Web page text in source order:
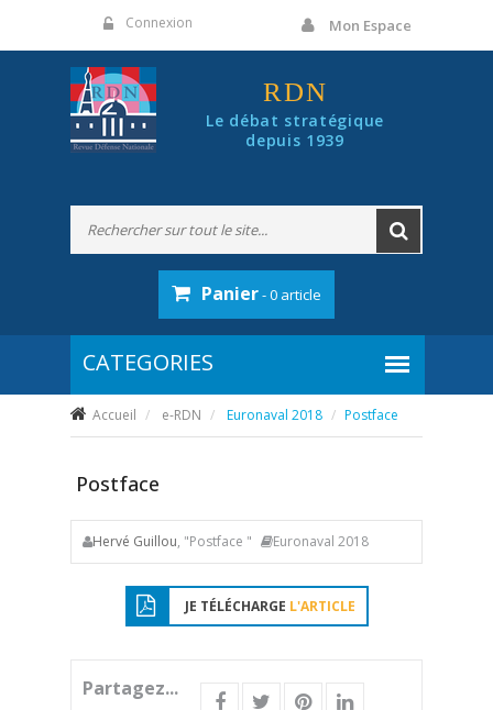
Connexion Mon Espace
RDN
Le débat stratégique
depuis 1939
Panier- 0 article
Accueil e-RDN Euronaval 2018 Postface
Postface
Hervé Guillou, "Postface " Euronaval 2018
JE TÉLÉCHARGE L'ARTICLE
Partagez...